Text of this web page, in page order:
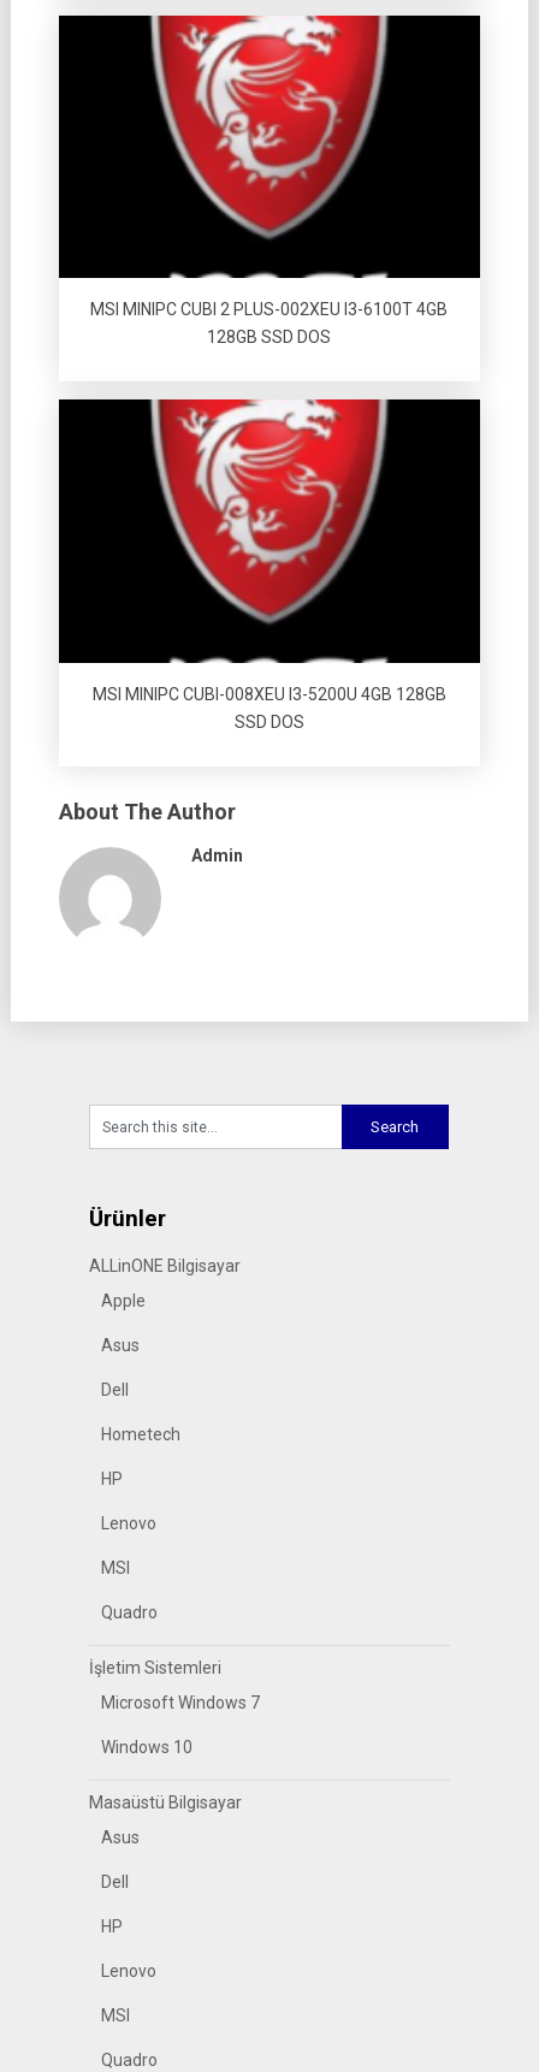
MSI MINIPC CUBI 2 PLUS-002XEU I3-6100T 4GB
128GB SSD DOS
MSI MINIPC CUBI-008XEU I3-5200U 4GB 128GB
SSD DOS
About The Author
Admin
Ürünler
ALLinONE Bilgisayar
Apple
Asus
Dell
Hometech
HP
Lenovo
MSI
Quadro
İşletim Sistemleri
Microsoft Windows 7
Windows 10
Masaüstü Bilgisayar
Asus
Dell
HP
Lenovo
MSI
Quadro